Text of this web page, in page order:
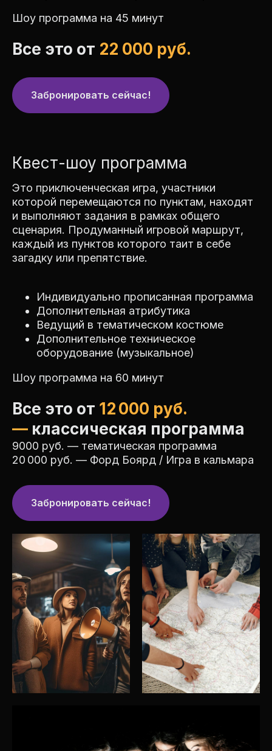
Шоу программа на 45 минут
Все это от 22 000 руб.
Забронировать сейчас!
Квест-шоу программа
Это приключенческая игра, участники
которой перемещаются по пунктам, находят
и выполняют задания в рамках общего
сценария. Продуманный игровой маршрут,
каждый из пунктов которого таит в себе
загадку или препятствие.
Индивидуально прописанная программа
Дополнительная атрибутика
Ведущий в тематическом костюме
Дополнительное техническое
оборудование (музыкальное)
Шоу программа на 60 минут
Все это от 12 000 руб.
— классическая программа
9000 руб. — тематическая программа
20 000 руб. — Форд Боярд / Игра в кальмара
Забронировать сейчас!